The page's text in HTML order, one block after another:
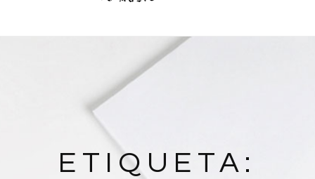
ETIQUETA: